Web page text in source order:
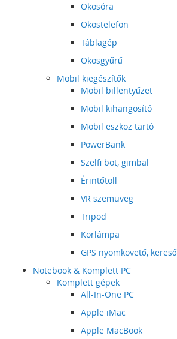
Okosóra
Okostelefon
Táblagép
Okosgyűrű
Mobil kiegészítők
Mobil billentyűzet
Mobil kihangosító
Mobil eszköz tartó
PowerBank
Szelfi bot, gimbal
Érintőtoll
VR szemüveg
Tripod
Körlámpa
GPS nyomkövető, kereső
Notebook & Komplett PC
Komplett gépek
All-In-One PC
Apple iMac
Apple MacBook